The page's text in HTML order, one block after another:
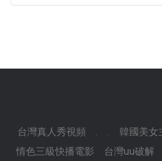
台灣真人秀視頻 韓國美女
情色三級快播電影
台灣uu破解